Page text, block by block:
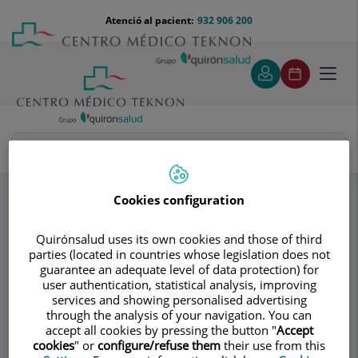
contingut
Menú
teléfono
cabecera
932 906 200
Atenció al pacient:
Dr. Francisco Castro Domínguez
Dolor de genoll: poden ser els meniscs?
Consultori
Dr. Francisco Castro
Domínguez
Cookies configuration
Quirónsalud uses its own cookies and those of third
parties (located in countries whose legislation does not
guarantee an adequate level of data protection) for
user authentication, statistical analysis, improving
services and showing personalised advertising
through the analysis of your navigation. You can
accept all cookies by pressing the button "Accept
cookies" or configure/refuse them their use from this